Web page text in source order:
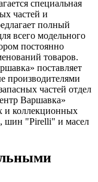
специальная
частей и
полный
всего модельного
постоянно
товаров.
поставляет
производителями
частей отдел
Варшавка»
и коллекционных
шин "Pirelli" и масел